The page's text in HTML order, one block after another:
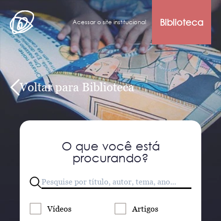
Acessar o site institucional Biblioteca
Voltar para Biblioteca
O que você está
procurando?
Vídeos Artigos